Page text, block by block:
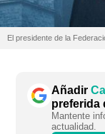
El presidente de la
Añadir
preferida
Mantente
actualidad.